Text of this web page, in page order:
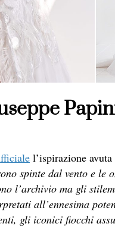
l’ispirazione
spinte dal vento e le
l’archivio ma gli
all’ennesima
gli iconici fiocchi